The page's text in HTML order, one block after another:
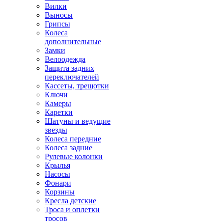
Вилки
Выносы
Грипсы
Колеса
дополнительные
Замки
Велоодежда
Защита задних
переключателей
Кассеты, трещотки
Ключи
Камеры
Каретки
Шатуны и ведущие
звезды
Колеса передние
Колеса задние
Рулевые колонки
Крылья
Насосы
Фонари
Корзины
Кресла детские
Троса и оплетки
тросов